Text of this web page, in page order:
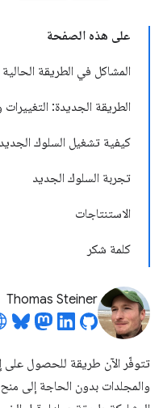
على هذه الصفحة
المشاكل في الطريقة الحالية
الطريقة الجديدة:
كيفية تشغيل السلوك الجديد
تجربة السلوك الجديد
الاستنتاجات
كلمة شكر
Thomas Steiner
تتوفّر الآن طريقة للحصول على
والمجلدات بدون الحاجة إلى